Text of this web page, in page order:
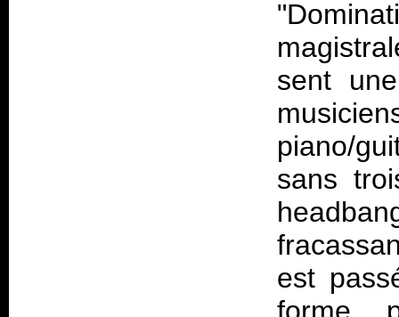
sent
piano/
sans
est